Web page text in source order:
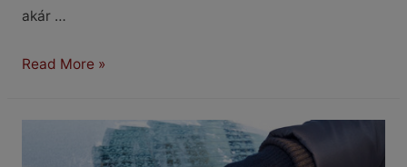
akár …
9
Read More »